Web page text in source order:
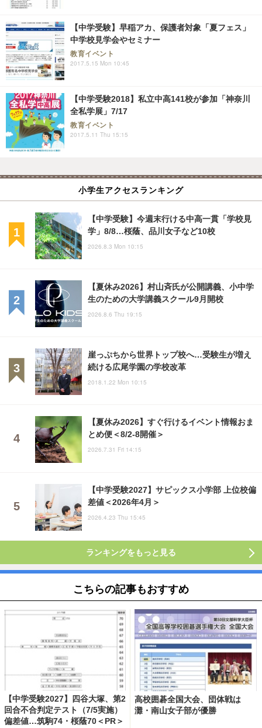
【中学受験】早稲アカ、保護者対象「夏フェス」
中学校見学会やセミナー
教育イベント
2017.5.15 Mon 10:45
【中学受験2018】私立中高141校が参加「神奈川
全私学展」7/17
教育イベント
2017.5.11 Thu 15:15
小学生アクセスランキング
【中学受験】今週末行ける中高一貫「学校見
学」8/8…桜蔭、品川女子など10校
2026.8.3 Mon 10:15
【夏休み2026】村山斉氏が公開講義、小中学
生のための大学講義スクール9月開校
2026.8.6 Thu 19:15
崖っぷちから世界トップ校へ…受験生が増え
続ける広尾学園の学校改革
2018.1.22 Mon 10:15
【夏休み2026】すぐ行けるイベント情報おま
とめ便＜8/2-8開催＞
2026.7.31 Fri 14:15
【中学受験2027】サピックス小学部 上位校偏
差値＜2026年4月＞
2026.4.23 Thu 15:45
ランキングをもっと見る
こちらの記事もおすすめ
【中学受験2027】四谷大塚、第2
回合不合判定テスト（7/5実施）
偏差値…筑駒74・桜蔭70＜PR＞
高校囲碁全国大会、団体戦は
灘・南山女子部が優勝